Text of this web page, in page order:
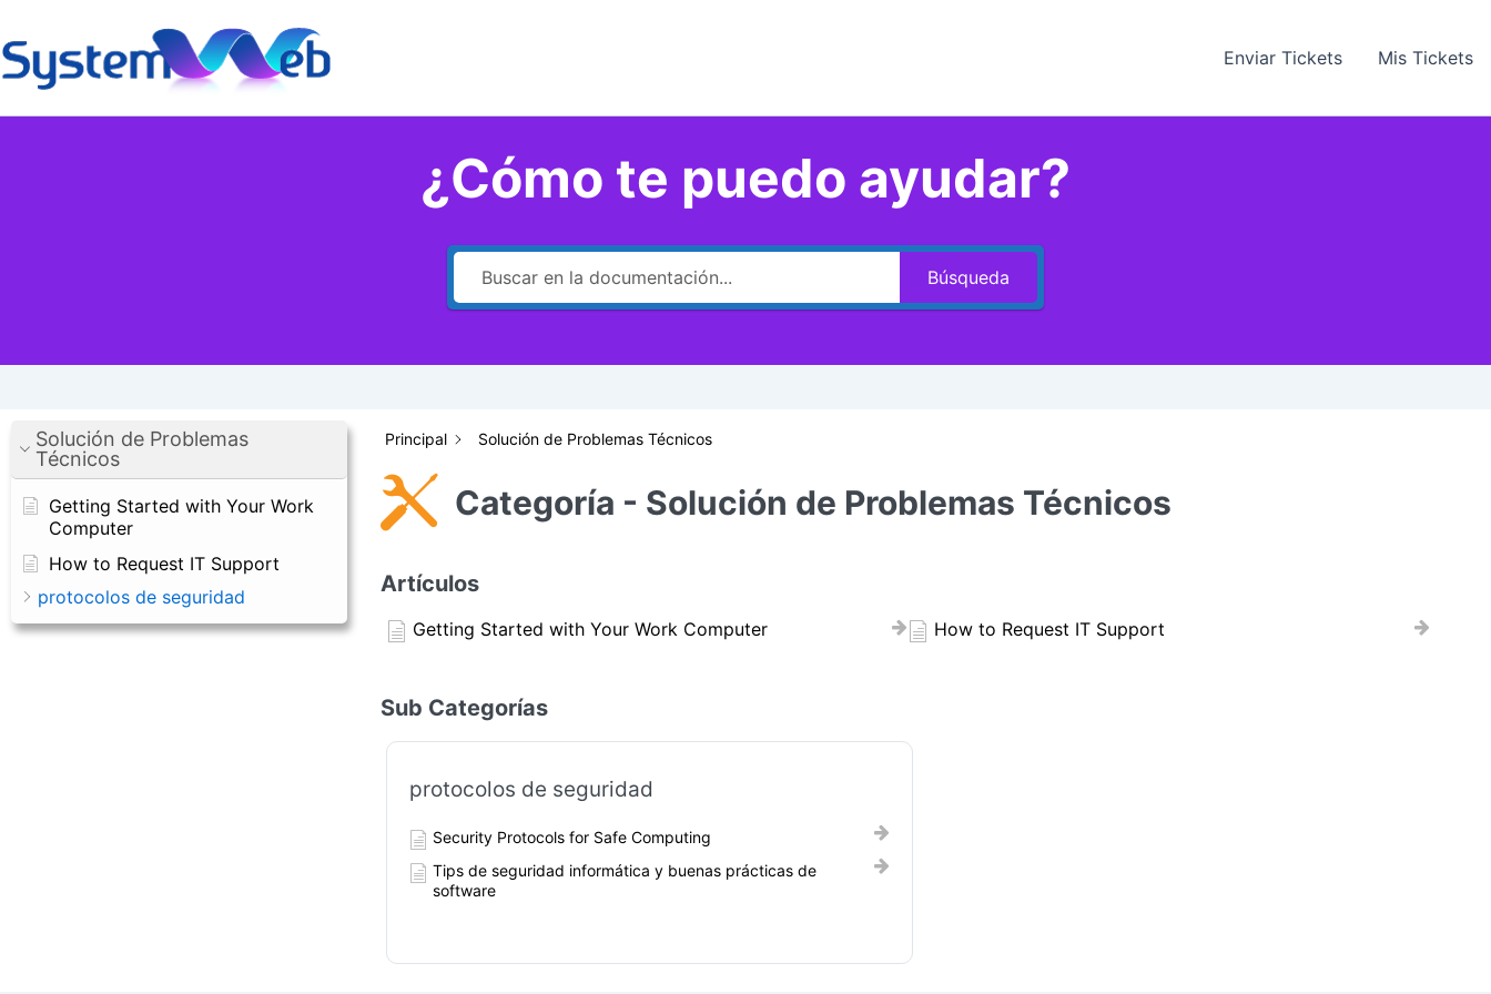
al
contenido
Enviar Tickets Mis Tickets
¿Cómo te puedo ayudar?
Búsqueda
Solución de Problemas
Técnicos
Getting Started with Your Work
Computer
How to Request IT Support
protocolos de seguridad
Principal Solución de Problemas Técnicos
Categoría - Solución de Problemas Técnicos
Artículos
Getting Started with Your Work Computer How to Request IT Support
Sub Categorías
protocolos de seguridad
Security Protocols for Safe Computing
Tips de seguridad informática y buenas prácticas de
software